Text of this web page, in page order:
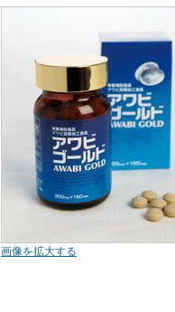
画像を拡大する